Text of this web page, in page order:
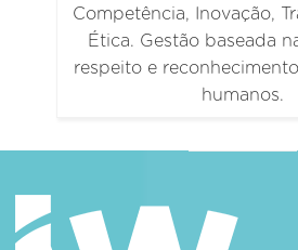
Competência, Inovação,
Ética. Gestão baseada
respeito e
humanos.